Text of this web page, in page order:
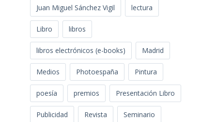
Juan Miguel Sánchez Vigil lectura
Libro libros
libros electrónicos (e-books) Madrid
Medios Photoespaña Pintura
poesía premios Presentación Libro
Publicidad Revista Seminario